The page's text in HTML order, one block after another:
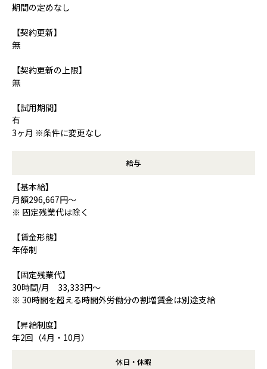
期間の定めなし
【契約更新】
無
【契約更新の上限】
無
【試用期間】
有
3ヶ月 ※条件に変更なし
給与
【基本給】
月額296,667円～
※ 固定残業代は除く
【賃金形態】
年俸制
【固定残業代】
30時間/月 33,333円～
※ 30時間を超える時間外労働分の割増賃金は別途支給
【昇給制度】
年2回（4月・10月）
休日・休暇